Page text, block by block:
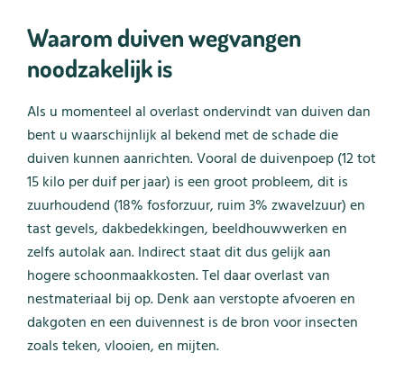
Waarom duiven wegvangen
noodzakelijk is
Als u momenteel al overlast ondervindt van duiven dan
bent u waarschijnlijk al bekend met de schade die
duiven kunnen aanrichten. Vooral de duivenpoep (12 tot
15 kilo per duif per jaar) is een groot probleem, dit is
zuurhoudend (18% fosforzuur, ruim 3% zwavelzuur) en
tast gevels, dakbedekkingen, beeldhouwwerken en
zelfs autolak aan. Indirect staat dit dus gelijk aan
hogere schoonmaakkosten. Tel daar overlast van
nestmateriaal bij op. Denk aan verstopte afvoeren en
dakgoten en een duivennest is de bron voor insecten
zoals teken, vlooien, en mijten.